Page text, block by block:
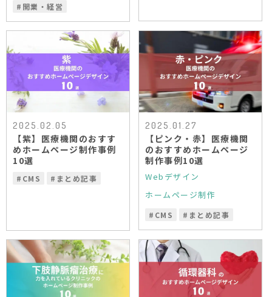
# 開業・経営
2025.02.05
【紫】医療機関のおすす
めホームページ制作事例
10選
# CMS # まとめ記事
2025.01.27
【ピンク・赤】医療機関
のおすすめホームページ
制作事例10選
Webデザイン
ホームページ制作
# CMS # まとめ記事